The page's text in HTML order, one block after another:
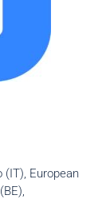
(IT), European